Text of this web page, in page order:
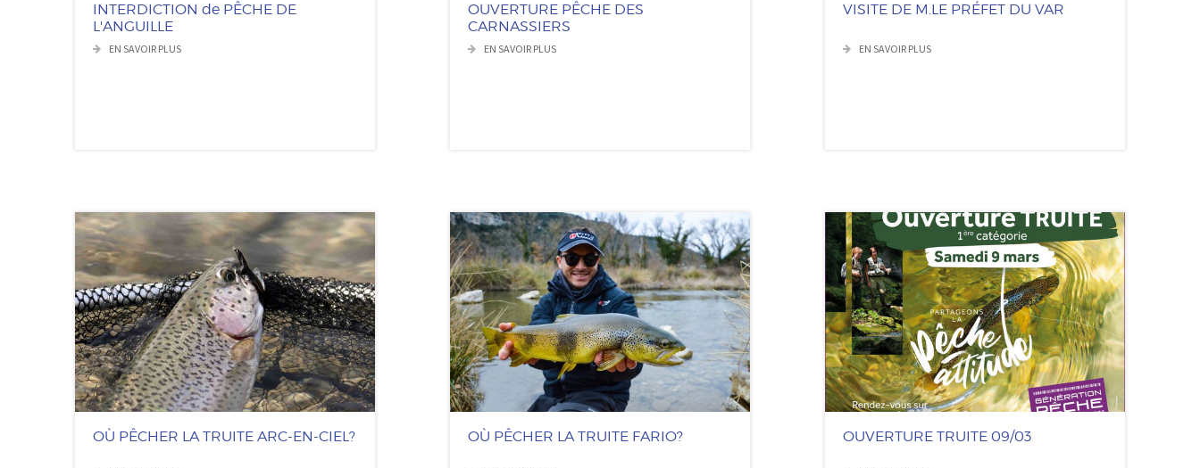
INTERDICTION de PÊCHE DE
L'ANGUILLE
EN SAVOIR PLUS
OUVERTURE PÊCHE DES
CARNASSIERS
EN SAVOIR PLUS
VISITE DE M.LE PRÉFET DU VAR
EN SAVOIR PLUS
OÙ PÊCHER LA TRUITE ARC-EN-CIEL? OÙ PÊCHER LA TRUITE FARIO? OUVERTURE TRUITE 09/03